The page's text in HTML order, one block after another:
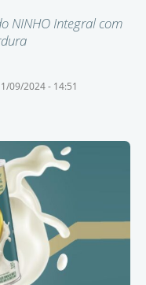
NINHO Integral com
09/2024 - 14:51